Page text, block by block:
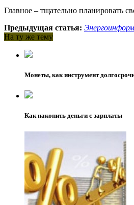
Главное – тщательно планировать
Предыдущая статья:
На ту же тему
Монеты, как инструмент
Как накопить деньги с зарплаты